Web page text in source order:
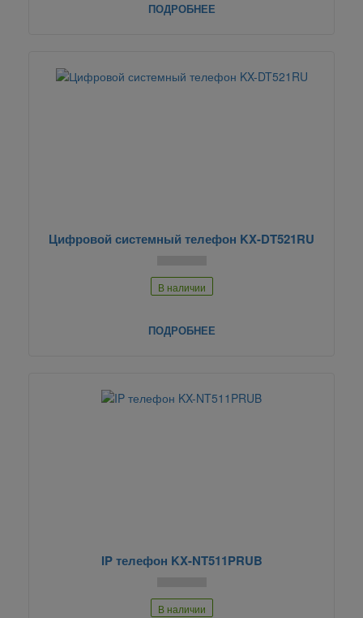
ПОДРОБНЕЕ
Цифровой системный телефон KX-DT521RU
В наличии
ПОДРОБНЕЕ
IP телефон KX-NT511PRUB
В наличии